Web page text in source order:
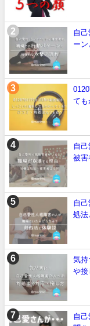
自己
ーン
ても
自己
被害
自
処法
気持
や接
自